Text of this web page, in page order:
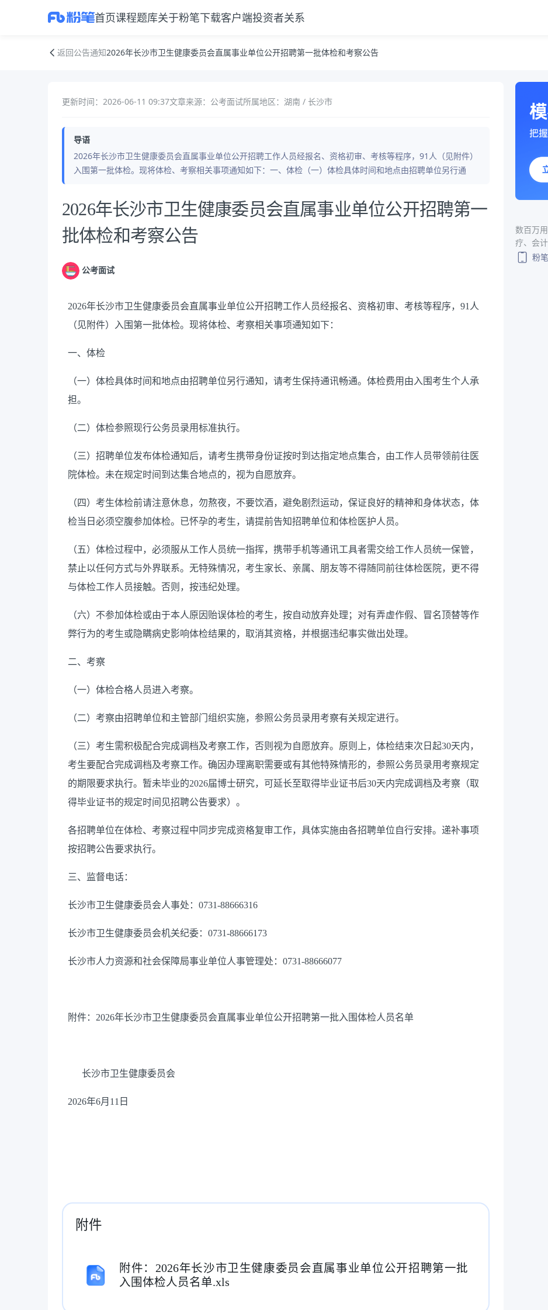
首页课程题库关于粉笔下载客户端投资者关系
返回公告通知2026年长沙市卫生健康委员会直属事业单位公开招聘第一批体检和考察公告
更新时间：2026-06-11 09:37文章来源：公考面试所属地区：湖南 / 长沙市
导语
2026年长沙市卫生健康委员会直属事业单位公开招聘工作人员经报名、资格初审、考核等程序，91人（见附件）
入围第一批体检。现将体检、考察相关事项通知如下：一、体检（一）体检具体时间和地点由招聘单位另行通
公告正文
2026年长沙市卫生健康委员会直属事业单位公开招聘第一
批体检和考察公告
公考面试
2026年长沙市卫生健康委员会直属事业单位公开招聘工作人员经报名、资格初审、考核等程序， 91 人
（见附件）入围第一批体检。现将体检、考察相关事项通知如下：
一、体检
（一）体检具体时间和地点由招聘单位另行通知，请考生保持通讯畅通。体检费用由入围考生个人承
担。
（二） 体检参照现行公务员录用标准执行。
（三）招聘单位发布体检通知后，请考生携带身份证按时到达指定地点集合，由工作人员带领前往医
院体检。未在规定时间到达集合地点的，视为自愿放弃。
（四）考生体检前请注意休息，勿熬夜，不要饮酒，避免剧烈运动，保证良好的精神和身体状态，体
检当日必须空腹参加体检。已怀孕的考生，请提前告知招聘单位和体检医护人员。
（五）体检过程中，必须服从工作人员统一指挥，携带手机等通讯工具者需交给工作人员统一保管，
禁止以任何方式与外界联系。无特殊情况，考生家长、亲属、朋友等不得随同前往体检医院，更不得
与体检工作人员接触。否则，按违纪处理。
（六） 不参加体检或由于本人原因贻误体检的考生，按自动放弃处理；对有弄虚作假、冒名顶替等作
弊行为的考生或隐瞒病史影响体检结果的，取消其资格，并根据违纪事实做出处理。
二、考察
（一）体检合格人员进入考察。
（二） 考察由招聘单位和主管部门组织实施，参照公务员录用考察有关规定进行。
（三）考生需积极配合完成调档及考察工作，否则视为自愿放弃。原则上，体检结束次日起30天内，
考生要配合完成调档及考察工作。确因办理离职需要或有其他特殊情形的，参照公务员录用考察规定
的期限要求执行。暂未毕业的2026届博士研究，可延长至取得毕业证书后30天内完成调档及考察（取
得毕业证书的规定时间见招聘公告要求）。
各招聘单位在体检、考察过程中同步完成资格复审工作，具体实施由各招聘单位自行安排。 递补事项
按招聘公告要求执行。
三、监督电话：
长沙市卫生健康委员会人事处： 0731-88666316
长沙市卫生健康委员会机关纪委： 0731-88666173
长沙市人力资源和社会保障局事业单位人事管理处： 0731-88666077
附件： 2026年长沙市卫生健康委员会直属事业单位公开招聘第一批入围体检人员名单
长沙市卫生健康委员会
2026年6月 11 日
附件
附件：2026年长沙市卫生健康委员会直属事业单位公开招聘第一批
入围体检人员名单.xls
数百万
疗、会
粉